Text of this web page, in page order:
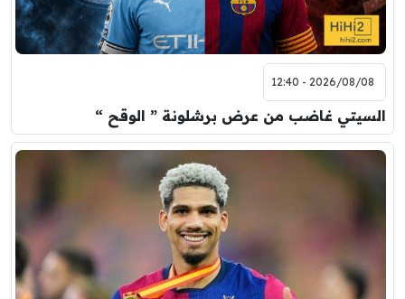
2026/08/08 - 12:40
السيتي غاضب من عرض برشلونة ” الوقح “